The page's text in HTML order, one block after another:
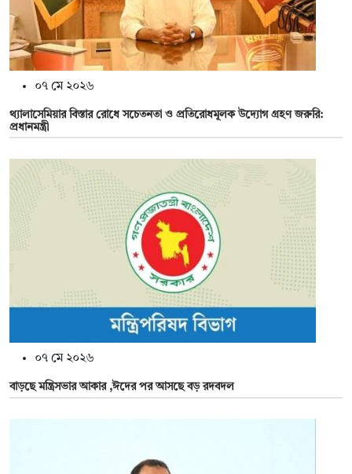
০৭ মে ২০২৬
থ্যালাসেমিয়ার বিস্তার রোধে সচেতনতা ও প্রতিরোধমূলক উদ্যোগ গ্রহণ জরুরি:
প্রধানমন্ত্রী
০৭ মে ২০২৬
বাড়ছে মন্ত্রিসভার আকার ,ঈদের পর আসছে বড় রদবদল